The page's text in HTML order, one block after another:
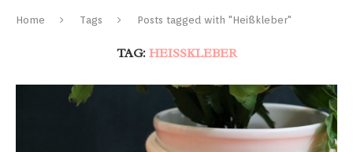
Home Tags Posts tagged with "Heißkleber"
TAG: HEISSKLEBER